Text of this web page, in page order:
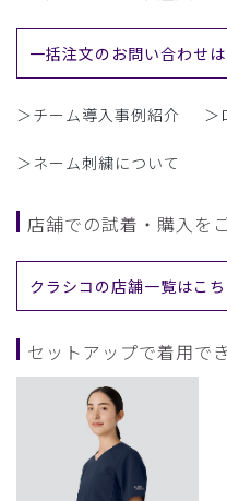
一括注文のお問い合わせ
＞チーム導入事例紹介 ＞
＞ネーム刺繍について
店舗での試着・購入を
クラシコの店舗一覧はこち
セットアップで着用で